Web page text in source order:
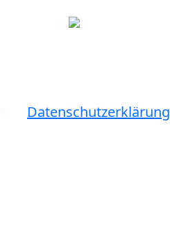
Datenschutzerklärung